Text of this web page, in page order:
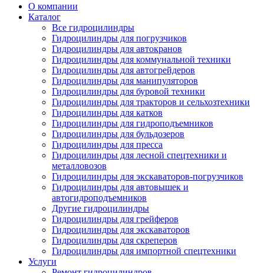
О компании
Каталог
Все гидроцилиндры
Гидроцилиндры для погрузчиков
Гидроцилиндры для автокранов
Гидроцилиндры для коммунальной техники
Гидроцилиндры для автогрейдеров
Гидроцилиндры для манипуляторов
Гидроцилиндры для буровой техники
Гидроцилиндры для тракторов и сельхозтехники
Гидроцилиндры для катков
Гидроцилиндры для гидроподъемников
Гидроцилиндры для бульдозеров
Гидроцилиндры для пресса
Гидроцилиндры для лесной спецтехники и
металловозов
Гидроцилиндры для экскаваторов-погрузчиков
Гидроцилиндры для автовышек и
автогидроподъемников
Другие гидроцилиндры
Гидроцилиндры для грейферов
Гидроцилиндры для экскаваторов
Гидроцилиндры для скреперов
Гидроцилиндры для импортной спецтехники
Услуги